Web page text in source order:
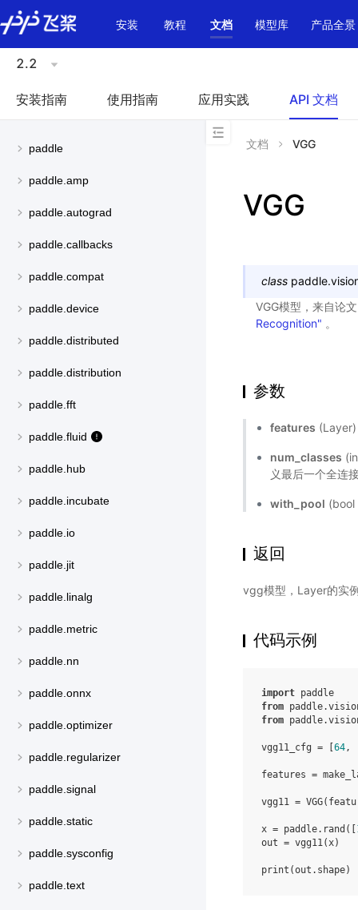
\u200E
安装
教程 文档 模型库 产品全景
2.2
安装指南 使用指南 应用实践 API 文档
paddle
paddle.amp
paddle.autograd
paddle.callbacks
paddle.compat
paddle.device
paddle.distributed
paddle.distribution
paddle.fft
paddle.fluid
paddle.hub
paddle.incubate
paddle.io
paddle.jit
paddle.linalg
paddle.metric
paddle.nn
paddle.onnx
paddle.optimizer
paddle.regularizer
paddle.signal
paddle.static
paddle.sysconfig
paddle.text
文档 VGG
VGG
class
VGG模型，来自论
Recognition" 。
参数
features
num_classes
义最后一个全连
with_pool (bool
返回
vgg模型，Layer的实
代码示例
import paddle
from
from
vgg11_cfg = 64,
features =
vgg11 = VGG(
x = paddle. rand ([
out = vgg11(x)
print (out . shape)